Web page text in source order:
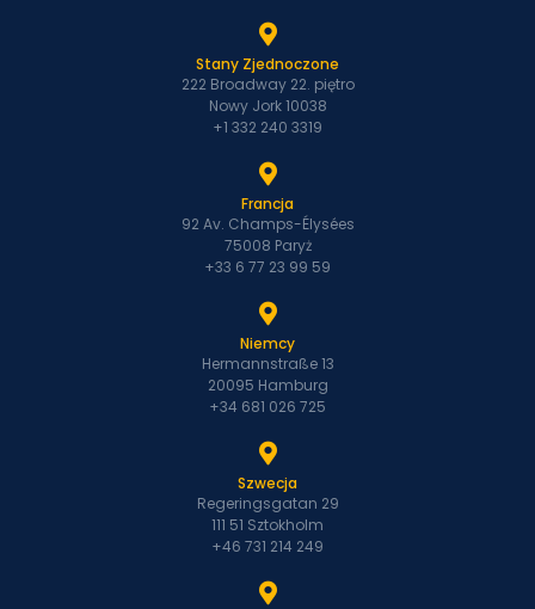
Stany Zjednoczone
222 Broadway 22. piętro
Nowy Jork 10038
+1 332 240 3319
Francja
92 Av. Champs-Élysées
75008 Paryż
+33 6 77 23 99 59
Niemcy
Hermannstraße 13
20095 Hamburg
+34 681 026 725
Szwecja
Regeringsgatan 29
111 51 Sztokholm
+46 731 214 249